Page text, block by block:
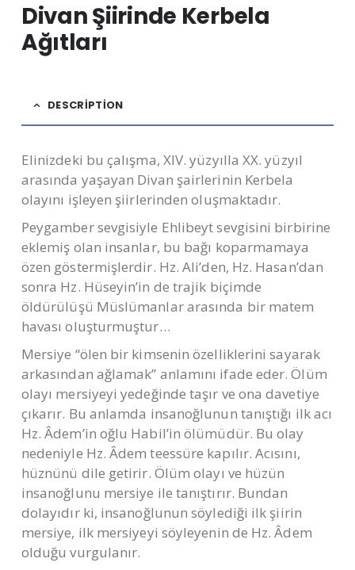
Divan Şiirinde Kerbela
Ağıtları
DESCRIPTION
Elinizdeki bu çalışma, XIV. yüzyılla XX. yüzyıl
arasında yaşayan Divan şairlerinin Kerbela
olayını işleyen şiirlerinden oluşmaktadır.
Peygamber sevgisiyle Ehlibeyt sevgisini birbirine
eklemiş olan insanlar, bu bağı koparmamaya
özen göstermişlerdir. Hz. Ali’den, Hz. Hasan’dan
sonra Hz. Hüseyin’in de trajik biçimde
öldürülüşü Müslümanlar arasında bir matem
havası oluşturmuştur…
Mersiye “ölen bir kimsenin özelliklerini sayarak
arkasından ağlamak” anlamını ifade eder. Ölüm
olayı mersiyeyi yedeğinde taşır ve ona davetiye
çıkarır. Bu anlamda insanoğlunun tanıştığı ilk acı
Hz. Âdem’in oğlu Habil’in ölümüdür. Bu olay
nedeniyle Hz. Âdem teessüre kapılır. Acısını,
hüznünü dile getirir. Ölüm olayı ve hüzün
insanoğlunu mersiye ile tanıştırır. Bundan
dolayıdır ki, insanoğlunun söylediği ilk şiirin
mersiye, ilk mersiyeyi söyleyenin de Hz. Âdem
olduğu vurgulanır.